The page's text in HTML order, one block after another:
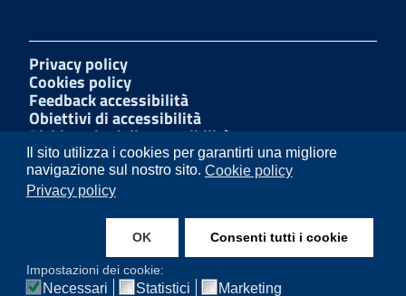
Il sito utilizza i cookies per garantirti una migliore
navigazione sul nostro sito. Cookie policy
Privacy policy
OK Consenti tutti i cookie
Impostazioni dei cookie:
Necessari Statistici Marketing
Privacy policy
Cookies policy
Feedback accessibilità
Obiettivi di accessibilità
Dichiarazioni di accessibilità
Amministrazione Trasparente
Mappa del sito
Segnalazioni di illecito
Instagram
Facebook